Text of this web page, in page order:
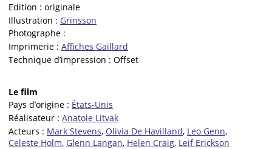
Edition : originale
Illustration : Grinsson
Photographe :
Imprimerie : Affiches Gaillard
Technique d’impression : Offset
Le film
Pays d’origine : États-Unis
Réalisateur : Anatole Litvak
Acteurs : Mark Stevens, Olivia De Havilland, Leo Genn,
Celeste Holm, Glenn Langan, Helen Craig, Leif Erickson